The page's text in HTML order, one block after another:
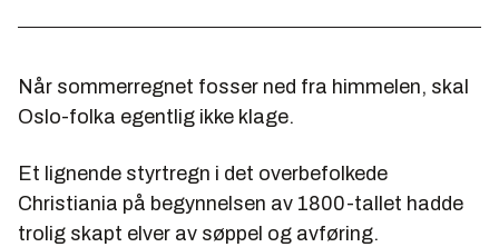
Når sommerregnet fosser ned fra himmelen, skal
Oslo-folka egentlig ikke klage.
Et lignende styrtregn i det overbefolkede
Christiania på begynnelsen av 1800-tallet hadde
trolig skapt elver av søppel og avføring.